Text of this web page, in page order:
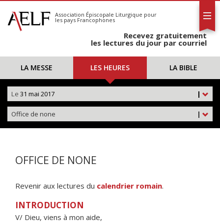
S'abonner
Calendrier
Association Épiscopale Liturgique pour
les pays Francophones
Recevez gratuitement
les lectures du jour par courriel
LA MESSE LES HEURES LA BIBLE
|
Le 31 mai 2017
|
Office de none
OFFICE DE NONE
Revenir aux lectures du calendrier romain.
INTRODUCTION
V/ Dieu, viens à mon aide,